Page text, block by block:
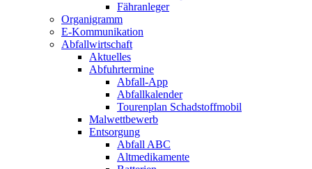
Fähranleger
Organigramm
E-Kommunikation
Abfallwirtschaft
Aktuelles
Abfuhrtermine
Abfall-App
Abfallkalender
Tourenplan Schadstoffmobil
Malwettbewerb
Entsorgung
Abfall ABC
Altmedikamente